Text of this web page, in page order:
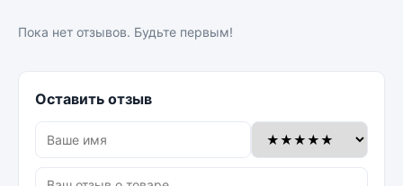
Пока нет отзывов. Будьте первым!
Оставить отзыв